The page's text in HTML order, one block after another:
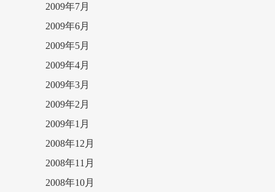
2009年7月
2009年6月
2009年5月
2009年4月
2009年3月
2009年2月
2009年1月
2008年12月
2008年11月
2008年10月